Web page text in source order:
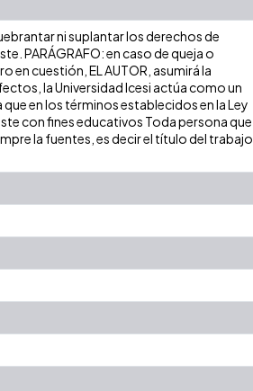
ni suplantar los derechos de
PARÁGRAFO: en caso de queja o
cuestión, EL AUTOR, asumirá la
la Universidad Icesi actúa como un
en los términos establecidos en la Ley
con fines educativos Toda persona que
la fuentes, es decir el título del trabajo